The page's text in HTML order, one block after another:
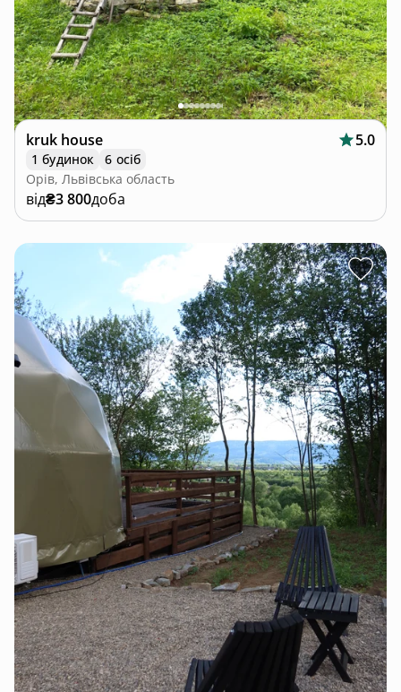
kruk house 5.0
1 будинок
6 осіб
Орів, Львівська область
від₴3 800доба